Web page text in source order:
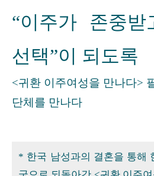
“이주가 존중
선택”이 되도록
<귀환 이주여성을 만나다>
단체를 만나다
* 한국 남성과의 결혼을 통해